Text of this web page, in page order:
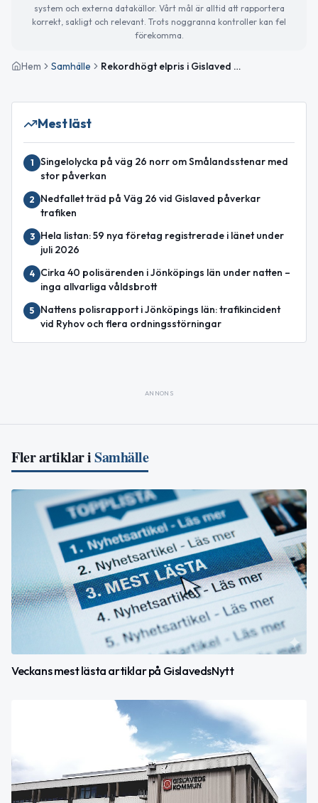
system och externa datakällor. Vårt mål är alltid att rapportera
korrekt, sakligt och relevant. Trots noggranna kontroller kan fel
förekomma.
Hem Samhälle Rekordhögt elpris i Gislaved — högsta i perioden
Mest läst
1
Singelolycka på väg 26 norr om Smålandsstenar med
stor påverkan
2
Nedfallet träd på Väg 26 vid Gislaved påverkar
trafiken
3
Hela listan: 59 nya företag registrerade i länet under
juli 2026
4
Cirka 40 polisärenden i Jönköpings län under natten –
inga allvarliga våldsbrott
5
Nattens polisrapport i Jönköpings län: trafikincident
vid Ryhov och flera ordningsstörningar
ANNONS
Fler artiklar iSamhälle
Veckans mest lästa artiklar på GislavedsNytt